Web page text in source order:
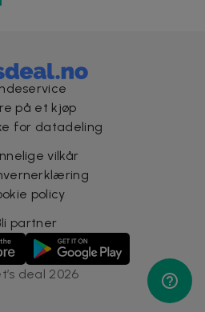
på et kjøp
for datadeling
vilkår
policy
partner
deal 2026